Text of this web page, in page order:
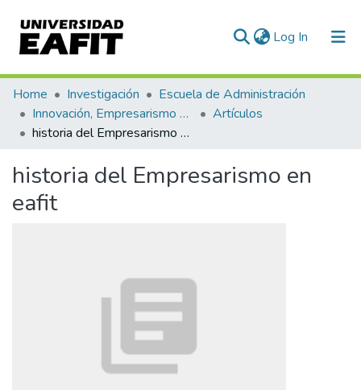
Log In (current)
Communities & Collections
All of DSpace
Home Investigación
Escuela de Administración
Innovación, Empresarismo y Sostenibilidad (GUIES)
Artículos
historia del Empresarismo en eafit
historia del Empresarismo en
eafit